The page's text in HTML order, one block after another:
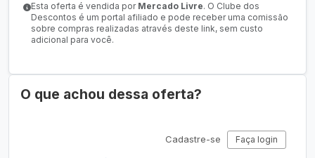
Esta oferta é vendida por Mercado Livre. O Clube dos
Descontos é um portal afiliado e pode receber uma comissão
sobre compras realizadas através deste link, sem custo
adicional para você.
O que achou dessa oferta?